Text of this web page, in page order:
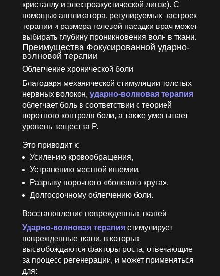
кристаллу и электроакустической линзе). С
помощью аппликатора, регулируемых настроек
терапии и размера гелевой насадки врач может
выбирать глубину проникновения волн в ткани.
Преимущества Фокусированной ударно-
волновой терапии
Облегчение хронической боли
Благодаря механической стимуляции толстых
нервных волокон, ударно-волновая терапия
облегчает боль в соответствии с теорией
воротного контроля боли, а также уменьшает
уровень вещества P.
Это приводит к:
Усилению кровообращения,
Устранению местной ишемии,
Разрыву порочного «болевого круга»,
Долгосрочному облегчению боли.
Восстановление поврежденных тканей
Ударно-волновая терапиястимулирует
поврежденные ткани, в которых
высвобождаются факторы роста, отвечающие
за процесс регенерации, и может применяться
для: